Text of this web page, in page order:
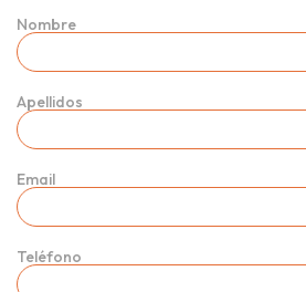
Nombre
Apellidos
Email
Teléfono